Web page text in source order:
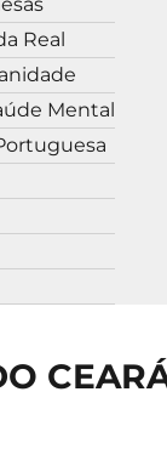
Real
Mental